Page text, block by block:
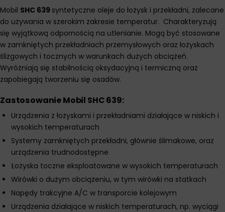
Mobil SHC 639 syntetyczne oleje do łożysk i przekładni, zalecane
do używania w szerokim zakresie temperatur. Charakteryzują
się wyjątkową odpornością na utlenianie. Mogą być stosowane
w zamkniętych przekładniach przemysłowych oraz łożyskach
ślizgowych i tocznych w warunkach dużych obciążeń.
Wyróżniają się stabilnością oksydacyjną i termiczną oraz
zapobiegają tworzeniu się osadów.
Zastosowanie Mobil SHC 639:
Urządzenia z łożyskami i przekładniami działające w niskich i
wysokich temperaturach
Systemy zamkniętych przekładni, głównie ślimakowe, oraz
urządzenia trudnodostępne
Łożyska toczne eksploatowane w wysokich temperaturach
Wirówki o dużym obciążeniu, w tym wirówki na statkach
Napędy trakcyjne A/C w transporcie kolejowym
Urządzenia działające w niskich temperaturach, np. wyciągi